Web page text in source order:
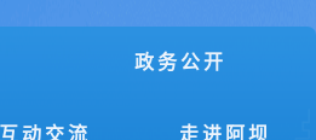
政务公开
互动交流 走进阿坝